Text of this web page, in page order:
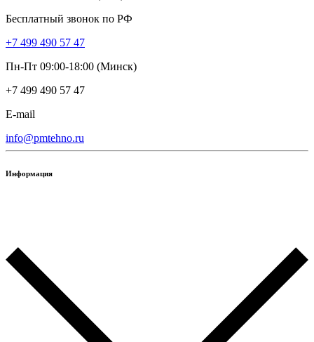
Бесплатный звонок по РФ
+7 499 490 57 47
Пн-Пт 09:00-18:00 (Минск)
+7 499 490 57 47
E-mail
info@pmtehno.ru
Информация